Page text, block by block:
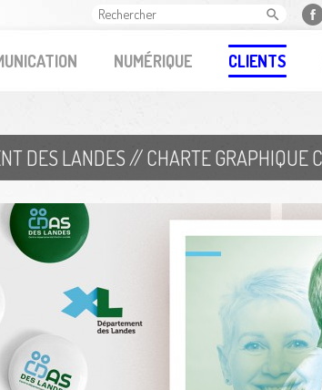
NUMÉRIQUE CLIENTS